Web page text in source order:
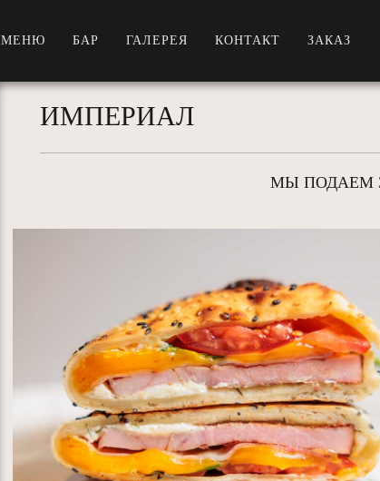
МЕНЮ БАР ГАЛЕРЕЯ КОНТАКТ ЗАКАЗ
ИМПЕРИАЛ
МЫ ПОДАЕМ